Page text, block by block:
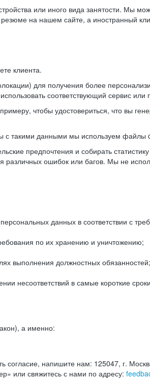
или иного вида занятости. Мы
на нашем сайте, а иностранный
клиента.
для получения более
соответствующий сервис или
чтобы удостовериться, что вы
с такими данными мы используем файлы
предпочтения и собирать статистику
различных ошибок или багов. Мы не
данных в соответствии с
по их хранению и уничтожению;
выполнения должностных обязанностей;
несоответствий в самые короткие
а именно:
согласие, напишите нам: 125047, г.
или свяжитесь с нами по адресу: